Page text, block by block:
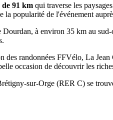
91 km qui traverse les
popularité de l'événement
à environ 35 km au
des randonnées FFVélo, La
occasion de découvrir les
sur-Orge (RER C) se